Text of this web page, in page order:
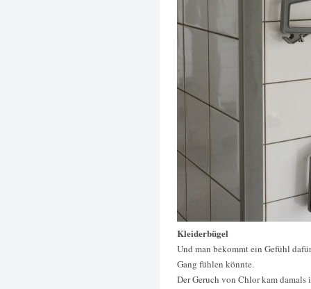
Kleiderbügel
Und man bekommt ein Gefühl
Gang fühlen könnte.
Der Geruch von Chlor kam damals